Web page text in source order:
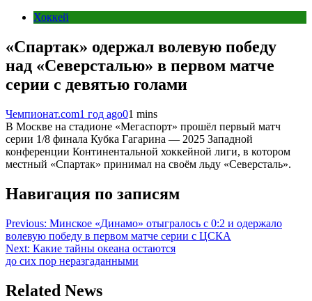
Хоккей
«Спартак» одержал волевую победу
над «Северсталью» в первом матче
серии с девятью голами
Чемпионат.com1 год ago01 mins
В Москве на стадионе «Мегаспорт» прошёл первый матч
серии 1/8 финала Кубка Гагарина — 2025 Западной
конференции Континентальной хоккейной лиги, в котором
местный «Спартак» принимал на своём льду «Северсталь».
Навигация по записям
Previous: Минское «Динамо» отыгралось с 0:2 и одержало
волевую победу в первом матче серии с ЦСКА
Next: Какие тайны океана остаются
до сих пор неразгаданными
Related News